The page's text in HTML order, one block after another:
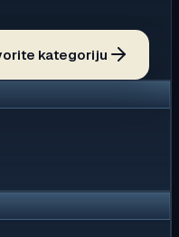
kategoriju